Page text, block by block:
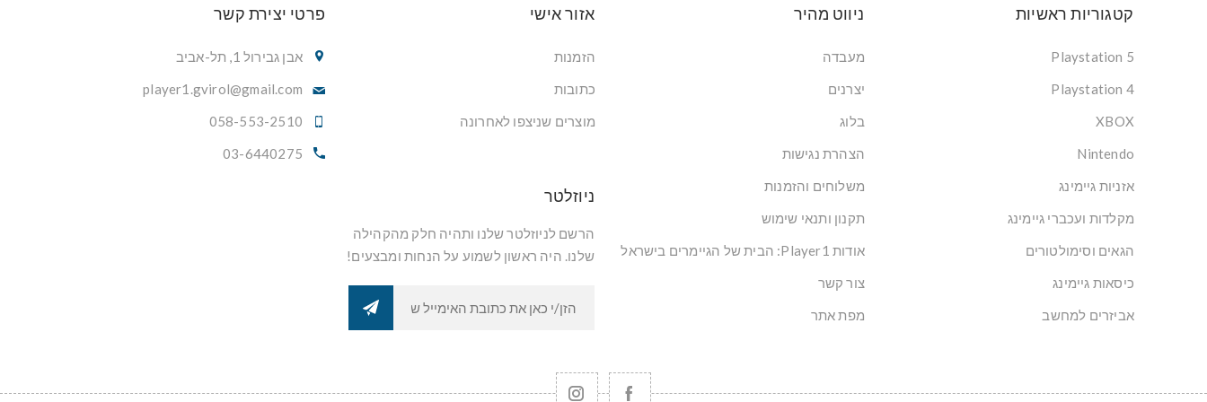
קטגוריות ראשיות
Playstation 5
Playstation 4
XBOX
Nintendo
אזניות גיימינג
מקלדות ועכברי גיימינג
הגאים וסימולטורים
כיסאות גיימינג
אביזרים למחשב
ניווט מהיר
מעבדה
יצרנים
בלוג
הצהרת נגישות
משלוחים והזמנות
תקנון ותנאי שימוש
אודות Player1: הבית של הגיימרים בישראל
צור קשר
מפת אתר
אזור אישי
הזמנות
כתובות
מוצרים שניצפו לאחרונה
פרטי יצירת קשר
אבן גבירול 1, תל-אביב
player1.gvirol@gmail.com
058-553-2510
03-6440275
ניוזלטר
הרשם לניוזלטר שלנו ותהיה חלק מהקהילה
שלנו. היה ראשון לשמוע על הנחות ומבצעים!